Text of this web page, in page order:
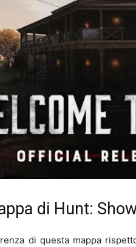
di Hunt:
di questa mappa